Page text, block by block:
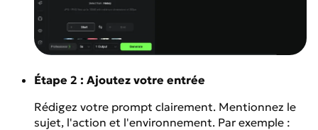
Étape 2 : Ajoutez votre entrée
Rédigez votre prompt clairement. Mentionnez le
sujet, l'action et l'environnement. Par exemple :